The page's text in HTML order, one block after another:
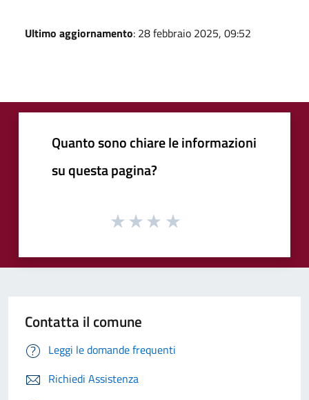
Ultimo aggiornamento: 28 febbraio 2025, 09:52
Quanto sono chiare le informazioni
su questa pagina?
Contatta il comune
Leggi le domande frequenti
Richiedi Assistenza